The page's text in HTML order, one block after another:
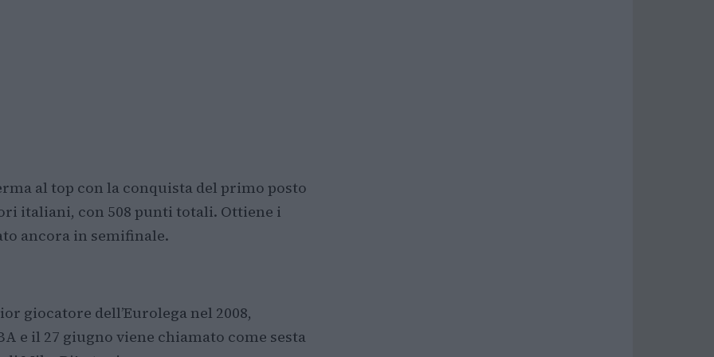
al top con la conquista del primo posto
italiani, con 508 punti totali. Ottiene i
ancora in semifinale.
giocatore dell’Eurolega nel 2008,
e il 27 giugno viene chiamato come sesta